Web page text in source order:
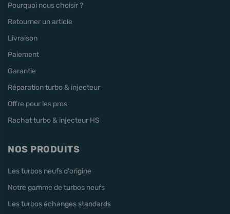
Pourquoi nous choisir ?
Retourner un article
Livraison
Paiement
Garantie
Réparation turbo & injecteur
Offre pour les pros
Rachat turbo & injecteur HS
NOS PRODUITS
Les turbos neufs d'origine
Notre gamme de turbos neufs
Les turbos échanges standards